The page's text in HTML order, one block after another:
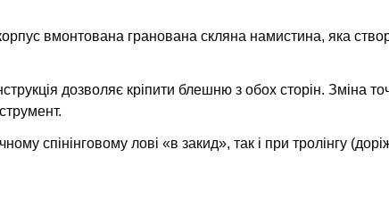
вмонтована гранована скляна намистина, яка
дозволяє кріпити блешню з обох сторін. Зміна
спінінговому лові «в закид», так і при тролінгу